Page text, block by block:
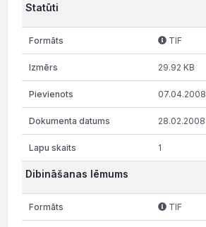
Statūti
TIF
29.92 KB
07.04.2008
28.02.2008
1
Dibināšanas lēmums
TIF